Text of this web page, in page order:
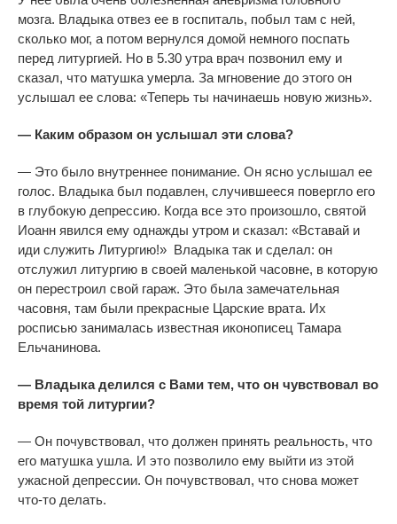
мозга. Владыка отвез ее в госпиталь, побыл там с ней,
сколько мог, а потом вернулся домой немного поспать
перед литургией. Но в 5.30 утра врач позвонил ему и
сказал, что матушка умерла. За мгновение до этого он
услышал ее слова: «Теперь ты начинаешь новую жизнь».
— Каким образом он услышал эти слова?
— Это было внутреннее понимание. Он ясно услышал ее
голос. Владыка был подавлен, случившееся повергло его
в глубокую депрессию. Когда все это произошло, святой
Иоанн явился ему однажды утром и сказал: «Вставай и
иди служить Литургию!» Владыка так и сделал: он
отслужил литургию в своей маленькой часовне, в которую
он перестроил свой гараж. Это была замечательная
часовня, там были прекрасные Царские врата. Их
росписью занималась известная иконописец Тамара
Ельчанинова.
— Владыка делился с Вами тем, что он чувствовал во
время той литургии?
— Он почувствовал, что должен принять реальность, что
его матушка ушла. И это позволило ему выйти из этой
ужасной депрессии. Он почувствовал, что снова может
что-то делать.